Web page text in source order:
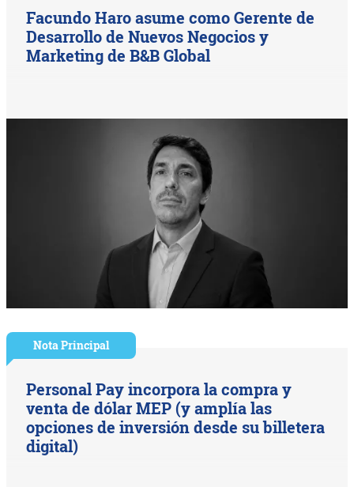
Facundo Haro asume como Gerente de
Desarrollo de Nuevos Negocios y
Marketing de B&B Global
Nota Principal
Personal Pay incorpora la compra y
venta de dólar MEP (y amplía las
opciones de inversión desde su billetera
digital)